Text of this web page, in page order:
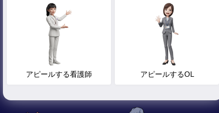
アピールする看護師 アピールするOL